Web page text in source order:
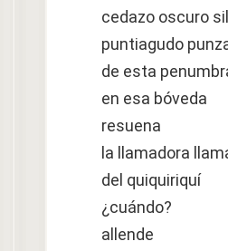
cedazo oscuro
puntiagudo
de esta
en esa bóveda
resuena
la llamadora
del quiquiriquí
¿cuándo?
allende